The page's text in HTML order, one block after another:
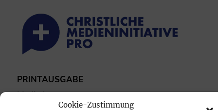
Cookie-Zustimmung
PRINTAUSGABE
Mediadaten